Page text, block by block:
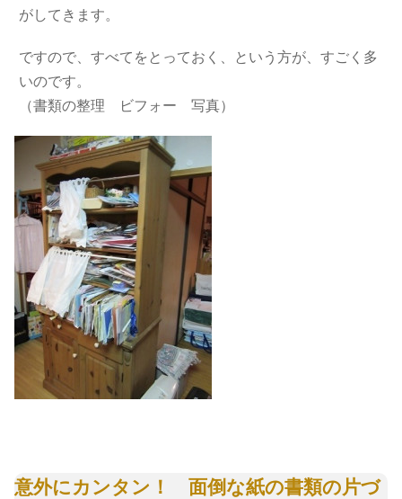
がしてきます。
ですので、すべてをとっておく、という方が、すごく多
いのです。
（書類の整理 ビフォー 写真）
意外にカンタン！ 面倒な紙の書類の片づ